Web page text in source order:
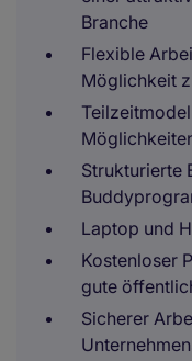
Branche
Flexible
Möglichkeit
Strukturierte
Laptop und
Kostenloser
gute
Sicherer